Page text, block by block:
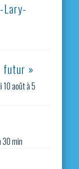
Lary-
futur »
10 août à 5
30 min